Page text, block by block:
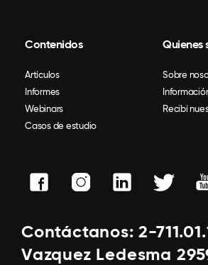
Contenidos
Artículos
Informes
Webinars
Casos de estudio
Quienes
Sobre
Recibí
Contáctanos: 2-
Vazquez Ledesma